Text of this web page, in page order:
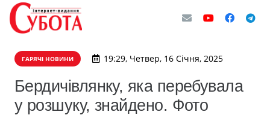
ГАРЯЧІ НОВИНИ 19:29, Четвер, 16 Січня, 2025
Бердичівлянку, яка перебувала
у розшуку, знайдено. Фото